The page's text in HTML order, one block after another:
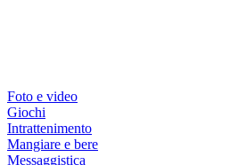
Foto e video
Giochi
Intrattenimento
Mangiare e bere
Messaggistica